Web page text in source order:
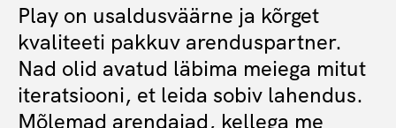
Play on usaldusväärne ja kõrget
kvaliteeti pakkuv arenduspartner.
Nad olid avatud läbima meiega mitut
iteratsiooni, et leida sobiv lahendus.
Mõlemad arendajad, kellega me